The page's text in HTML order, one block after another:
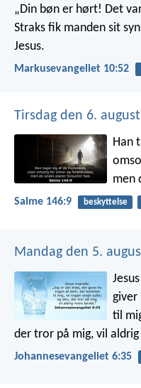
„Din bøn er hørt! Det
Straks fik manden sit
Jesus.
Markusevangeliet 10:52
Tirsdag den 6.
Han
men
Salme 146:9 beskyttelse
Mandag den 5.
giver
til
der tror på mig, vil
Johannesevangeliet 6:35